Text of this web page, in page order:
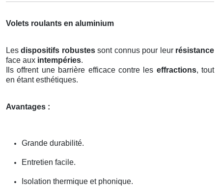
Volets roulants en aluminium
Lesdispositifs robustessont connus pour leur résistance
face aux intempéries.
Ils offrent une barrière efficace contre les effractions, tout
en étant esthétiques.
Avantages :
Grande durabilité.
Entretien facile.
Isolation thermique et phonique.